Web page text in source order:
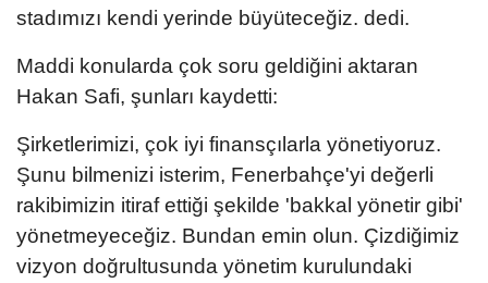
stadımızı kendi yerinde büyüteceğiz. dedi.
Maddi konularda çok soru geldiğini aktaran
Hakan Safi, şunları kaydetti:
Şirketlerimizi, çok iyi finansçılarla yönetiyoruz.
Şunu bilmenizi isterim, Fenerbahçe'yi değerli
rakibimizin itiraf ettiği şekilde 'bakkal yönetir gibi'
yönetmeyeceğiz. Bundan emin olun. Çizdiğimiz
vizyon doğrultusunda yönetim kurulundaki